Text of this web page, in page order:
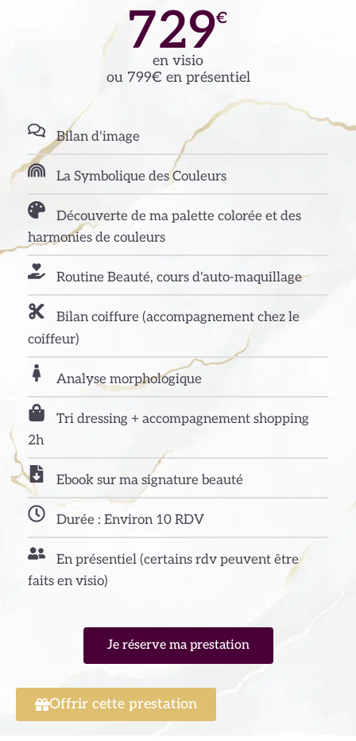
729€
en visio
ou 799€ en présentiel
Bilan d'image
La Symbolique des Couleurs
Découverte de ma palette colorée et des
harmonies de couleurs
Routine Beauté, cours d'auto-maquillage
Bilan coiffure (accompagnement chez le
coiffeur)
Analyse morphologique
Tri dressing + accompagnement shopping
2h
Ebook sur ma signature beauté
Durée : Environ 10 RDV
En présentiel (certains rdv peuvent être
faits en visio)
Je réserve ma prestation
Offrir cette prestation